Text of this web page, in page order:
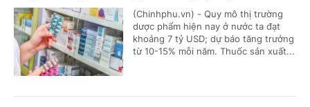
(Chinhphu.vn) - Quy mô thị trường
dược phẩm hiện nay ở nước ta đạt
khoảng 7 tỷ USD; dự báo tăng trưởng
từ 10-15% mỗi năm. Thuốc sản xuất...